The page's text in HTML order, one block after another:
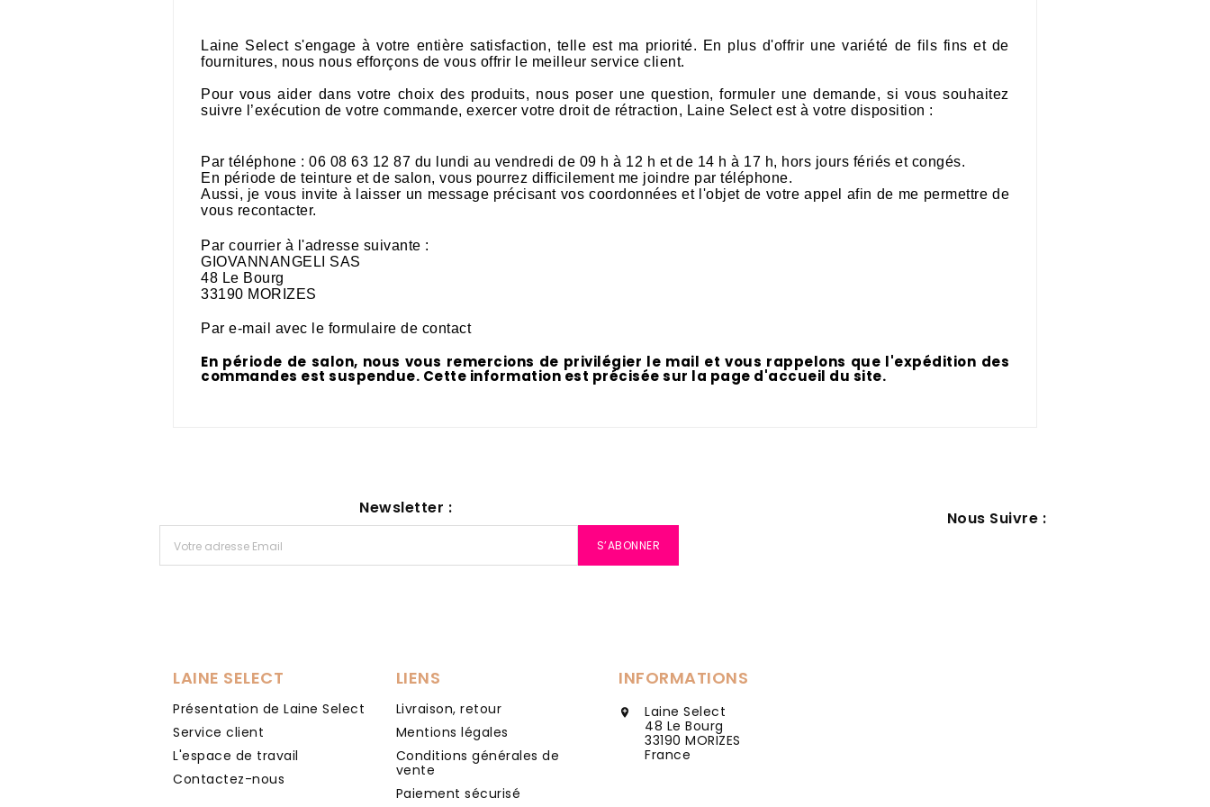
Laine Select s'engage à votre entière satisfaction, telle est ma priorité. En plus d'offrir une variété de fils fins et de
fournitures, nous nous efforçons de vous offrir le meilleur service client.
Pour vous aider dans votre choix des produits, nous poser une question, formuler une demande, si vous souhaitez
suivre l’exécution de votre commande, exercer votre droit de rétraction, Laine Select est à votre disposition :
Par téléphone : 06 08 63 12 87 du lundi au vendredi de 09 h à 12 h et de 14 h à 17 h, hors jours fériés et congés.
En période de teinture et de salon, vous pourrez difficilement me joindre par téléphone.
Aussi, je vous invite à laisser un message précisant vos coordonnées et l'objet de votre appel afin de me permettre de
vous recontacter.
Par courrier à l'adresse suivante :
GIOVANNANGELI SAS
48 Le Bourg
33190 MORIZES
Par e-mail avec le formulaire de contact
En période de salon, nous vous remercions de privilégier le mail et vous rappelons que l'expédition des
commandes est suspendue. Cette information est précisée sur la page d'accueil du site.
Newsletter :
Nous Suivre :
LAINE SELECT
Présentation de Laine Select
Service client
L'espace de travail
Contactez-nous
LIENS
Livraison, retour
Mentions légales
Conditions générales de
vente
Paiement sécurisé
INFORMATIONS

Laine Select
48 Le Bourg
33190 MORIZES
France